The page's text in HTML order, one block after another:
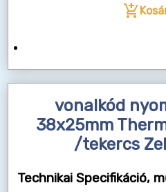
add_shopping_cart
vonalkód
38x25mm
/tekercs
Technikai Specifikáció,